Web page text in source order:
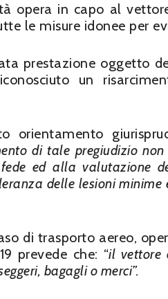
opera in capo al
le misure idonee per
prestazione oggetto
un
orientamento
di tale pregiudizio
ed alla valutazione
delle lesioni minime
di trasporto aereo,
prevede che: “il vettore
bagagli o merci”.